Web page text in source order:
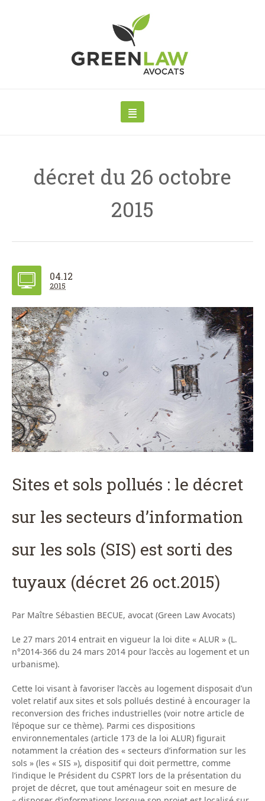
décret du 26 octobre
2015
04.12
2015
Sites et sols pollués : le décret
sur les secteurs d’information
sur les sols (SIS) est sorti des
tuyaux (décret 26 oct.2015)
Par Maître Sébastien BECUE, avocat (Green Law Avocats)
Le 27 mars 2014 entrait en vigueur la loi dite « ALUR » (L.
n°2014-366 du 24 mars 2014 pour l’accès au logement et un
urbanisme).
Cette loi visant à favoriser l’accès au logement disposait d’un
volet relatif aux sites et sols pollués destiné à encourager la
reconversion des friches industrielles (voir notre article de
l’époque sur ce thème). Parmi ces dispositions
environnementales (article 173 de la loi ALUR) figurait
notamment la création des « secteurs d’information sur les
sols » (les « SIS »), dispositif qui doit permettre, comme
l’indique le Président du CSPRT lors de la présentation du
projet de décret, que tout aménageur soit en mesure de